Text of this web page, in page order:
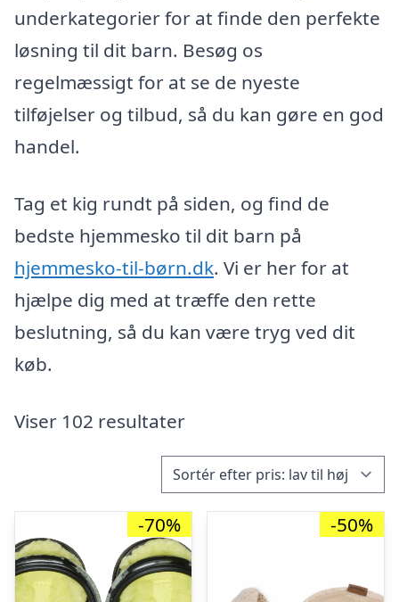
underkategorier for at finde den perfekte
løsning til dit barn. Besøg os
regelmæssigt for at se de nyeste
tilføjelser og tilbud, så du kan gøre en god
handel.
Tag et kig rundt på siden, og find de
bedste hjemmesko til dit barn på
hjemmesko-til-børn.dk. Vi er her for at
hjælpe dig med at træffe den rette
beslutning, så du kan være tryg ved dit
køb.
Viser 102 resultater
-70% -50%